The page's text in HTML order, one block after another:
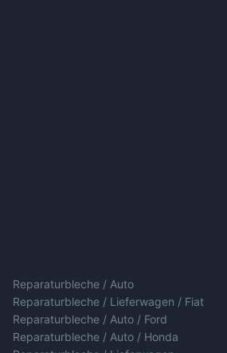
Reparaturbleche / Auto
Reparaturbleche / Lieferwagen / Fiat
Reparaturbleche / Auto / Ford
Reparaturbleche / Auto / Honda